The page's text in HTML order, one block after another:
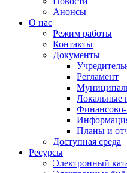
Анонсы
О нас
Режим работы
Контакты
Документы
Регламент
Локальные
Планы и
Доступная среда
Ресурсы
Электронный